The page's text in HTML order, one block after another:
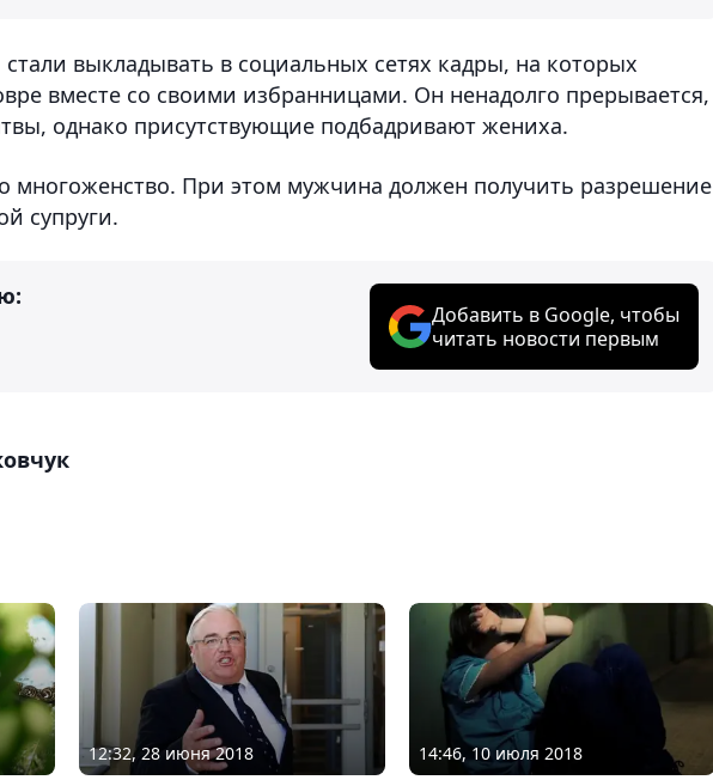
выкладывать в социальных сетях кадры, на которых
вместе со своими избранницами. Он ненадолго прерывается,
однако присутствующие подбадривают жениха.
многоженство. При этом мужчина должен получить разрешение
супруги.
Добавить в Google, чтобы
читать новости первым
12:32, 28 июня 2018 14:46, 10 июля 2018